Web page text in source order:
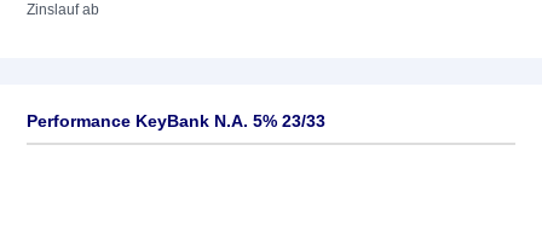
Zinslauf ab
Performance KeyBank N.A. 5% 23/33